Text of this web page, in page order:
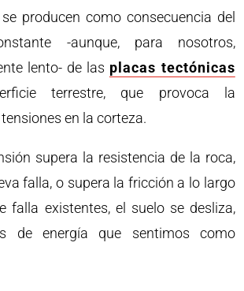
producen como consecuencia del
-aunque, para nosotros,
lento- de las placas tectónicas
terrestre, que provoca la
en la corteza.
supera la resistencia de la roca,
falla, o supera la fricción a lo largo
falla existentes, el suelo se desliza,
de energía que sentimos como